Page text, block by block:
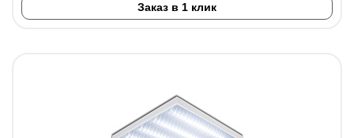
Заказ в 1 клик